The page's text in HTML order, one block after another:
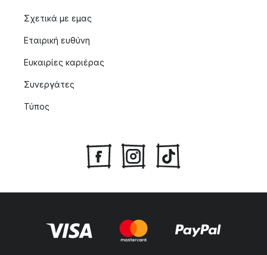
Σχετικά με εμας
Εταιρική ευθύνη
Ευκαιρίες καριέρας
Συνεργάτες
Τύπος